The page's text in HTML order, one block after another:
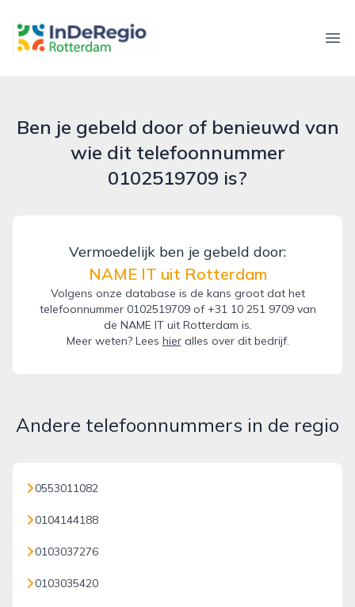
inderegiorotterdam.nl
Ben je gebeld door of benieuwd van
wie dit telefoonnummer
0102519709 is?
Vermoedelijk ben je gebeld door:
NAME IT uit Rotterdam
Volgens onze database is de kans groot dat het
telefoonnummer 0102519709 of +31 10 251 9709 van
de NAME IT uit Rotterdam is.
Meer weten? Lees hieralles over dit bedrijf.
Andere telefoonnummers in de regio
0553011082
0104144188
0103037276
0103035420